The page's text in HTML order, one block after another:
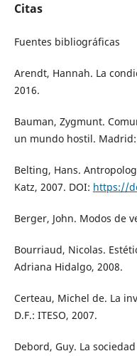
Citas
Fuentes bibliográficas
Arendt, Hannah. La
2016.
Bauman, Zygmunt.
un mundo hostil. Madrid:
Belting, Hans.
Katz, 2007. DOI: https://
Berger, John. Modos de
Bourriaud, Nicolas.
Adriana Hidalgo, 2008.
Certeau, Michel de. La
D.F.: ITESO, 2007.
Debord, Guy. La